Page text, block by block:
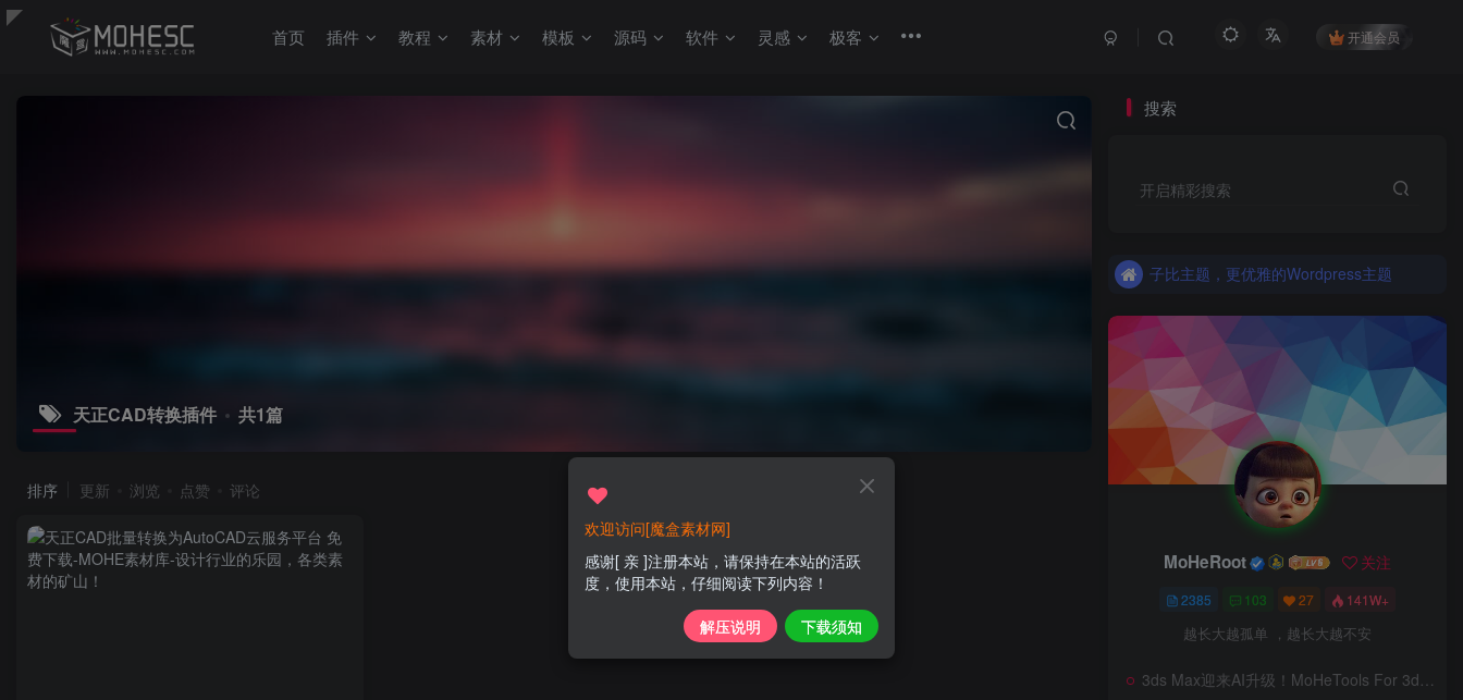
首页 插件 教程 素材 模板 源码 软件 灵感 极客 开通会员
天正CAD转换插件 共1篇
排序 更新 浏览 点赞 评论
搜索
开启精彩搜索
子比主题，更优雅的Wordpress主题
子比主题，更优雅的Wordpress主题
MoHeRoot 关注
2385 103 27 141W+
越长大越孤单 ，越长大越不安
3ds Max迎来AI升级！MoHeTools For 3ds Max 2012 ~ 2026 智能工具箱插件发布，支持AI 3D建模、文生图、图生图、效果图生成，全面提升室内设计效率
欢迎访问[魔盒素材网]
感谢[ 亲 ]注册本站，请保持在本站的活跃
度，使用本站，仔细阅读下列内容！
解压说明 下载须知